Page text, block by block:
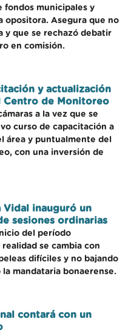
fondos municipales y
opositora. Asegura que no
y que se rechazó debatir
en comisión.
y actualización
Centro de Monitoreo
a la vez que se
curso de capacitación a
área y puntualmente del
con una inversión de
Vidal inauguró un
sesiones ordinarias
del período
se cambia con
difíciles y no bajando
la mandataria bonaerense.
contará con un